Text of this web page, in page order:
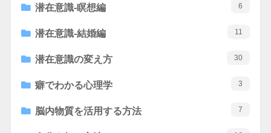
潜在意識-瞑想編 6
潜在意識-結婚編 11
潜在意識の変え方 30
癖でわかる心理学 3
脳内物質を活用する方法 7